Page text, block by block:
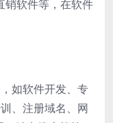
销软件等，在软件
如软件开发、专
、注册域名、网